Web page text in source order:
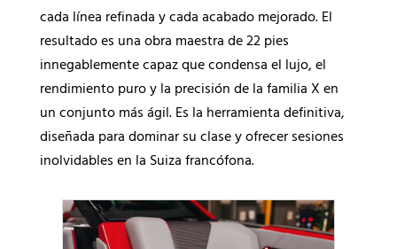
cada línea refinada y cada acabado mejorado. El
resultado es una obra maestra de 22 pies
innegablemente capaz que condensa el lujo, el
rendimiento puro y la precisión de la familia X en
un conjunto más ágil. Es la herramienta definitiva,
diseñada para dominar su clase y ofrecer sesiones
inolvidables en la Suiza francófona.